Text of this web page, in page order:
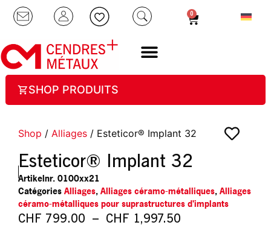
0
SHOP PRODUITS
Shop / Alliages / Esteticor® Implant 32
Esteticor® Implant 32
Artikelnr. 0100xx21
Catégories Alliages, Alliages céramo-métalliques, Alliages
céramo-métalliques pour suprastructures d'implants
CHF 799.00 – CHF 1,997.50